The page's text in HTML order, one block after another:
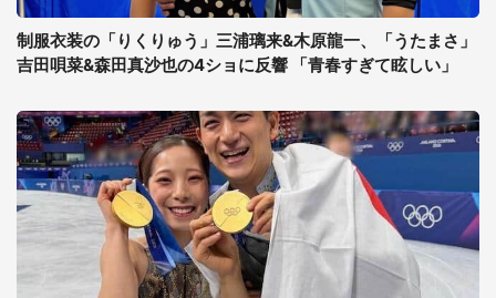
制服衣装の「りくりゅう」三浦璃来&木原龍一、「うたまさ」
吉田唄菜&森田真沙也の4ショに反響 「青春すぎて眩しい」